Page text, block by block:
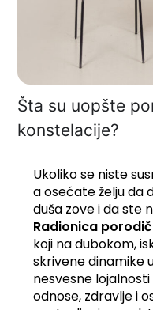
Šta su uopšte
konstelacije?
Ukoliko se niste
a osećate želju da
duša zove i da ste
Radionica
koji na dubokom,
skrivene dinamike
nesvesne
odnose, zdravlje i